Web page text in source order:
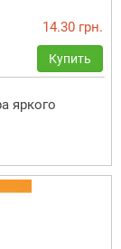
14.30 грн.
Купить
яркого